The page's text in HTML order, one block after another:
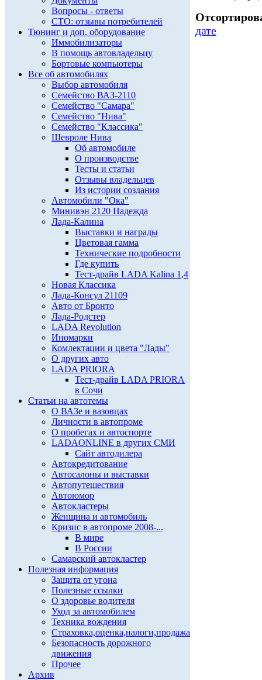
Вопросы - ответы
СТО: отзывы потребителей
Тюнинг и доп. оборудование
Иммобилизаторы
В помощь автовладельцу
Бортовые компьютеры
Все об автомобилях
Выбор автомобиля
Семейство ВАЗ-2110
Семейство "Самара"
Семейство "Нива"
Семейство "Классика"
Шевроле Нива
Об автомобиле
О производстве
Тесты и статьи
Отзывы владельцев
Из истории создания
Автомобили "Ока"
Минивэн 2120 Надежда
Лада-Калина
Выставки и награды
Цветовая гамма
Технические подробности
Где купить
Тест-драйв LADA Kalina 1,4
Новая Классика
Лада-Консул 21109
Авто от Бронто
Лада-Родстер
LADA Revolution
Иномарки
Комлектации и цвета "Лады"
О других авто
LADA PRIORA
Тест-драйв LADA PRIORA
в Сочи
Статьи на автотемы
О ВАЗе и вазовцах
Личности в автопроме
О пробегах и автоспорте
LADAONLINE в других СМИ
Сайт автодилера
Автокредитование
Автосалоны и выставки
Автопутешествия
Автоюмор
Автокластеры
Женщина и автомобиль
Кризис в автопроме 2008-...
В мире
В России
Самарский автокластер
Полезная информация
Защита от угона
Полезные ссылки
О здоровье водителя
Уход за автомобилем
Техника вождения
Страховка,оценка,налоги,продажа
Безопасность дорожного
движения
Прочее
Архив
дате